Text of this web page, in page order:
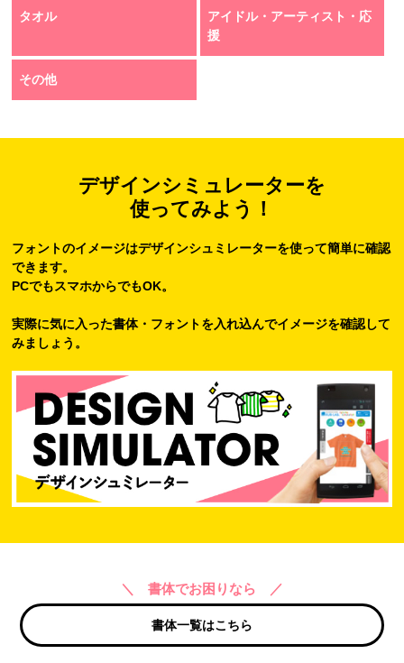
タオル
アイドル・アーティスト・応
援
その他
デザインシミュレーターを
使ってみよう！
フォントのイメージはデザインシュミレーターを使って簡単に確認
できます。
PCでもスマホからでもOK。
実際に気に入った書体・フォントを入れ込んでイメージを確認して
みましょう。
＼ 書体でお困りなら ／
書体一覧はこちら